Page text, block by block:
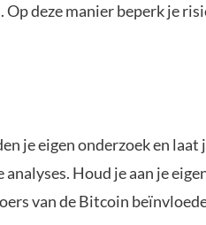
deze manier beperk je
je eigen onderzoek en laat
Houd je aan je
van de Bitcoin